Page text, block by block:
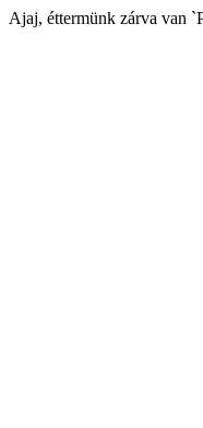
Ajaj, éttermünk zárva van